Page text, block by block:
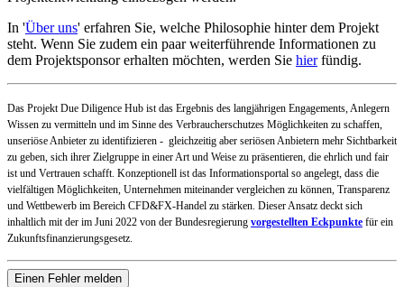
In 'Über uns' erfahren Sie, welche Philosophie hinter dem Projekt
steht. Wenn Sie zudem ein paar weiterführende Informationen zu
dem Projektsponsor erhalten möchten, werden Sie hierfündig.
Das Projekt Due Diligence Hub ist das Ergebnis des langjährigen Engagements, Anlegern
Wissen zu vermitteln und im Sinne des Verbraucherschutzes Möglichkeiten zu schaffen,
unseriöse Anbieter zu identifizieren - gleichzeitig aber seriösen Anbietern mehr Sichtbarkeit
zu geben, sich ihrer Zielgruppe in einer Art und Weise zu präsentieren, die ehrlich und fair
ist und Vertrauen schafft. Konzeptionell ist das Informationsportal so angelegt, dass die
vielfältigen Möglichkeiten, Unternehmen miteinander vergleichen zu können, Transparenz
und Wettbewerb im Bereich CFD&FX-Handel zu stärken. Dieser Ansatz deckt sich
inhaltlich mit der im Juni 2022 von der Bundesregierung vorgestellten Eckpunkte für ein
Zukunftsfinanzierungsgesetz.
Einen Fehler melden